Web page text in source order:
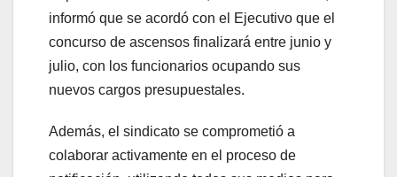
informó que se acordó con el Ejecutivo que el
concurso de ascensos finalizará entre junio y
julio, con los funcionarios ocupando sus
nuevos cargos presupuestales.
Además, el sindicato se comprometió a
colaborar activamente en el proceso de